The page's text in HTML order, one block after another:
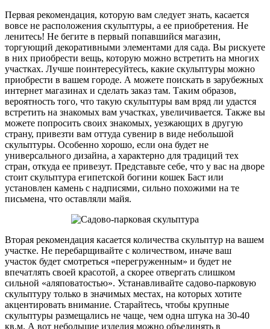
Первая рекомендация, которую вам следует знать, касается
вовсе не расположения скульптуры, а ее приобретения. Не
ленитесь! Не бегите в первый попавшийся магазин,
торгующий декоративными элементами для сада. Вы рискуете
в них приобрести вещь, которую можно встретить на многих
участках. Лучше поинтересуйтесь, какие скульптуры можно
приобрести в вашем городе. А можете поискать в зарубежных
интернет магазинах и сделать заказ там. Таким образов,
вероятность того, что такую скульптуры вам вряд ли удастся
встретить на знакомых вам участках, увеличивается. Также вы
можете попросить своих знакомых, уезжающих в другую
страну, привезти вам оттуда сувенир в виде небольшой
скульптуры. Особенно хорошо, если она будет не
универсального дизайна, а характерно для традиций тех
стран, откуда ее привезут. Представьте себе, что у вас на дворе
стоит скульптура египетской богини кошек Баст или
установлен камень с надписями, сильно похожими на те
письмена, что оставляли майя.
Вторая рекомендация касается количества скульптур на вашем
участке. Не перебарщивайте с количеством, иначе ваш
участок будет смотреться «перегруженным» и будет не
впечатлять своей красотой, а скорее отвергать слишком
сильной «аляповатостью». Устанавливайте садово-парковую
скульптуру только в значимых местах, на которых хотите
акцентировать внимание. Старайтесь, чтобы крупные
скульптуры размещались не чаще, чем одна штука на 30-40
кв.м. А вот небольшие изделия можно объединять в